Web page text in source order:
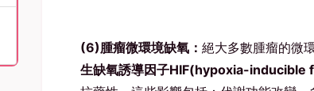
(6)腫瘤微環境缺氧： 絕大多數腫瘤的微
生缺氧誘導因子HIF(hypoxia-inducible